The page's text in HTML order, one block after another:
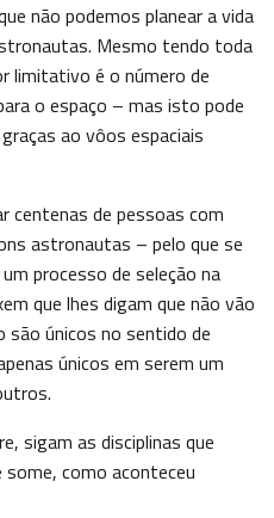
não podemos planear a vida
Mesmo tendo toda
limitativo é o número de
o espaço – mas isto pode
ao vôos espaciais
centenas de pessoas com
astronautas – pelo que se
processo de seleção na
que lhes digam que não vão
são únicos no sentido de
únicos em serem um
sigam as disciplinas que
como aconteceu